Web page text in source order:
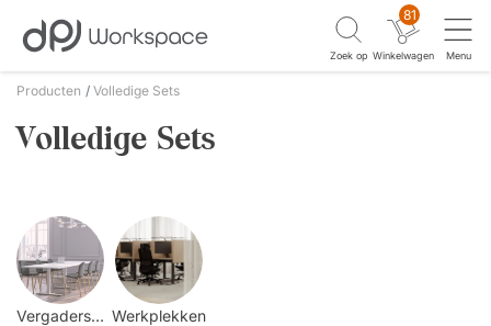
Zoek op
81
Winkelwagen Menu
Producten Volledige Sets
Volledige Sets
Vergadersets Werkplekken